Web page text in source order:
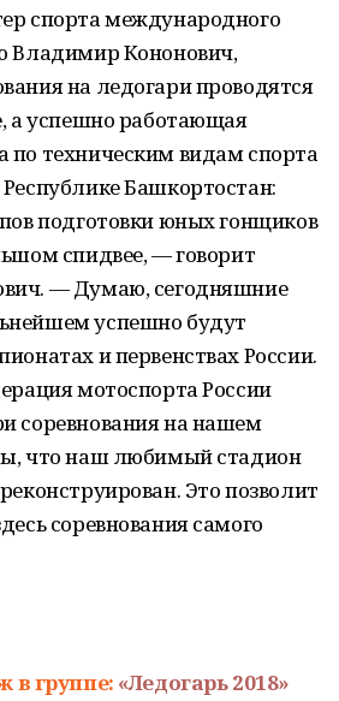
спорта международного
Владимир Кононович,
на ледогари проводятся
а успешно работающая
по техническим видам спорта
Башкортостан:
подготовки юных гонщиков
спидвее, — говорит
— Думаю, сегодняшние
успешно будут
и первенствах России.
мотоспорта России
соревнования на нашем
что наш любимый стадион
Это позволит
соревнования самого
в группе: «Ледогарь 2018»